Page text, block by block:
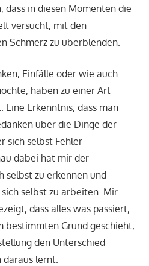
dass in diesen Momenten die
versucht, mit den
Schmerz zu überblenden.
Einfälle oder wie auch
haben zu einer Art
Erkenntnis, dass man
über die Dinge der
sich selbst Fehler
dabei hat mir der
selbst zu erkennen und
selbst zu arbeiten. Mir
dass alles was passiert,
bestimmten Grund geschieht,
den Unterschied
lernt.